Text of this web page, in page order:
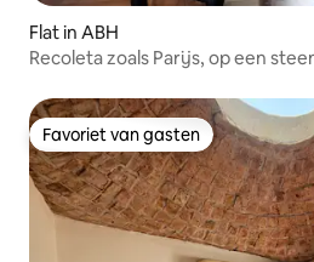
Flat in ABH
Recoleta zoals Parijs, op een
Favoriet van gasten
Favoriet van gasten